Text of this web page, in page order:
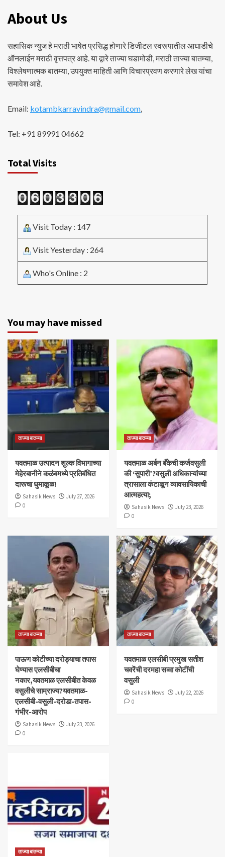
About Us
सहासिक न्युज हे मराठी भाषेत प्रसिद्ध होणारे डिजीटल स्वरूपातील आघाडीचे
ऑनलाईन मराठी वृत्तपत्र आहे. या द्वारे ताज्या घडामोडी, मराठी ताज्या बातम्या,
विश्लेषणात्मक बातम्या, उपयुक्त माहिती आणि विचारप्रवण करणारे लेख यांचा
समावेश आहे.
Email: kotambkarravindra@gmail.com,
Tel: +91 89991 04662
Total Visits
Visit Today : 147
Visit Yesterday : 264
Who's Online : 2
You may have missed
ताज्या बातम्या
यवतमाळ उत्पादन शुल्क विभागाच्या
मेहेरबानीने कळंबमध्ये प्रतिबंधित
दारूचा धुमाकूळ!
Sahasik News
July 27, 2026
0
ताज्या बातम्या
​यवतमाळ अर्बन बँकेची कर्जवसुली
की ‘सुपारी’?वसुली अधिकाऱ्यांच्या
त्रासाला कंटाळून व्यावसायिकाची
आत्महत्या;
Sahasik News
July 23, 2026
0
ताज्या बातम्या
पाऊण कोटीच्या दरोड्याचा तपास
घेण्यास एलसीबीचा
नकार,यवतमाळ एलसीबीत केवळ
वसुलीचे साम्राज्य?यवतमाळ-
एलसीबी-वसुली-दरोडा-तपास-
गंभीर-आरोप
Sahasik News
July 23, 2026
0
ताज्या बातम्या
यवतमाळ एलसीबी प्रमुख सतीश
चवरेंची दरमहा सव्वा कोटींची
वसुली
Sahasik News
July 22, 2026
0
ताज्या बातम्या